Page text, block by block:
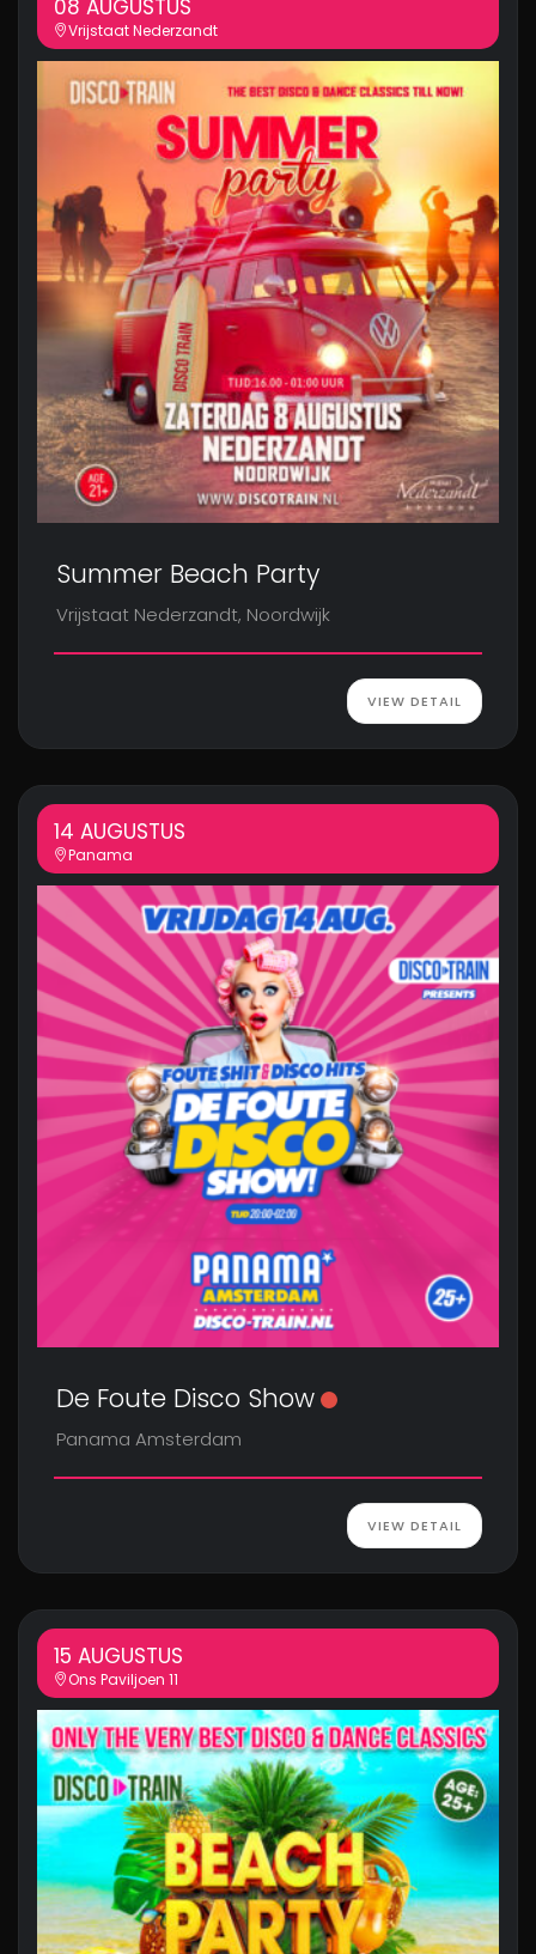
08 AUGUSTUS
Vrijstaat Nederzandt
Summer Beach Party
Vrijstaat Nederzandt, Noordwijk
VIEW DETAIL
14 AUGUSTUS
Panama
De Foute Disco Show
Panama Amsterdam
VIEW DETAIL
15 AUGUSTUS
Ons Paviljoen 11